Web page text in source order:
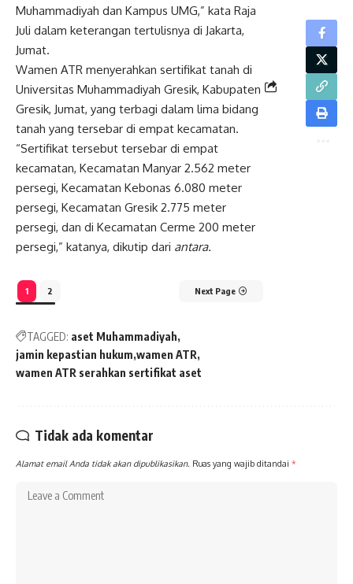
Muhammadiyah dan Kampus UMG,” kata Raja
Juli dalam keterangan tertulisnya di Jakarta,
Jumat.
Wamen ATR menyerahkan sertifikat tanah di
Universitas Muhammadiyah Gresik, Kabupaten
Gresik, Jumat, yang terbagi dalam lima bidang
tanah yang tersebar di empat kecamatan.
“Sertifikat tersebut tersebar di empat
kecamatan, Kecamatan Manyar 2.562 meter
persegi, Kecamatan Kebonas 6.080 meter
persegi, Kecamatan Gresik 2.775 meter
persegi, dan di Kecamatan Cerme 200 meter
persegi,” katanya, dikutip dari antara.
1 2 Next Page
TAGGED: aset Muhammadiyah
jamin kepastian hukum wamen ATR
wamen ATR serahkan sertifikat aset
Tidak ada komentar
Alamat email Anda tidak akan dipublikasikan. Ruas yang wajib ditandai *